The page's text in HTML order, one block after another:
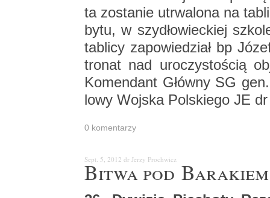
ta zo­sta­nie utrwa­lo­na na
by­tu, w szy­dło­wiec­kiej
ta­bli­cy za­po­wie­dział bp
tro­nat nad uro­czy­sto­ścią
Ko­men­dant Głów­ny SG
lo­wy Woj­ska Pol­skie­go JE
0 ko­men­ta­rzy
Sept. 5, 2012 dr Jerzy Pro­chwicz
Bitwa pod Ba­ra­kiem